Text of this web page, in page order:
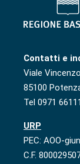
Contatti e
Viale
85100
Tel 0971
URP
PEC: AOO-
C.F.